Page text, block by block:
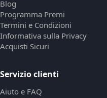
Blog
Programma Premi
Termini e Condizioni
Informativa sulla Privacy
Acquisti Sicuri
Servizio clienti
Aiuto e FAQ